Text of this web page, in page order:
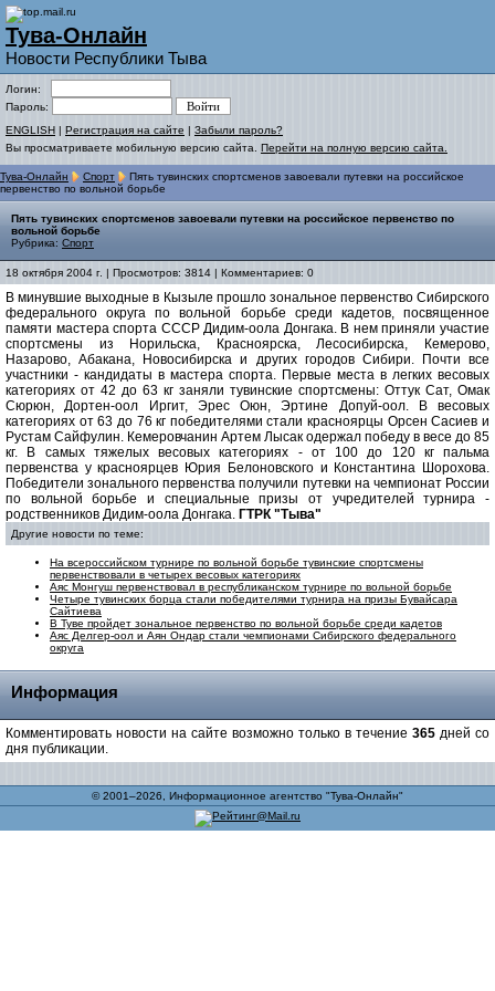
Тува-Онлайн
Новости Республики Тыва
Логин:
Пароль:
ENGLISH | Регистрация на сайте | Забыли пароль?
Вы просматриваете мобильную версию сайта. Перейти на полную версию сайта.
Тува-Онлайн Спорт
Пять тувинских спортсменов завоевали путевки на российское
первенство по вольной борьбе
Пять тувинских спортсменов завоевали путевки на российское первенство по
вольной борьбе
Рубрика: Спорт
18 октября 2004 г. | Просмотров: 3814 | Комментариев: 0
В минувшие выходные в Кызыле прошло зональное первенство Сибирского
федерального округа по вольной борьбе среди кадетов, посвященное
памяти мастера спорта СССР Дидим-оола Донгака. В нем приняли участие
спортсмены из Норильска, Красноярска, Лесосибирска, Кемерово,
Назарово, Абакана, Новосибирска и других городов Сибири. Почти все
участники - кандидаты в мастера спорта. Первые места в легких весовых
категориях от 42 до 63 кг заняли тувинские спортсмены: Оттук Сат, Омак
Сюрюн, Дортен-оол Иргит, Эрес Оюн, Эртине Допуй-оол. В весовых
категориях от 63 до 76 кг победителями стали красноярцы Орсен Сасиев и
Рустам Сайфулин. Кемеровчанин Артем Лысак одержал победу в весе до 85
кг. В самых тяжелых весовых категориях - от 100 до 120 кг пальма
первенства у красноярцев Юрия Белоновского и Константина Шорохова.
Победители зонального первенства получили путевки на чемпионат России
по вольной борьбе и специальные призы от учредителей турнира -
родственников Дидим-оола Донгака. ГТРК "Тыва"
Другие новости по теме:
На всероссийском турнире по вольной борьбе тувинские спортсмены
первенствовали в четырех весовых категориях
Аяс Монгуш первенствовал в республиканском турнире по вольной борьбе
Четыре тувинских борца стали победителями турнира на призы Бувайсара
Сайтиева
В Туве пройдет зональное первенство по вольной борьбе среди кадетов
Аяс Делгер-оол и Аян Ондар стали чемпионами Сибирского федерального
округа
Информация
Комментировать новости на сайте возможно только в течение 365 дней со
дня публикации.
© 2001–2026, Информационное агентство "Тува-Онлайн"